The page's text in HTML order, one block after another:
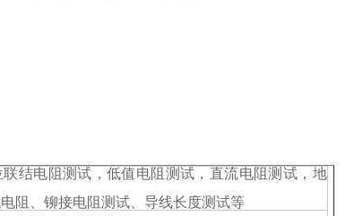
结电阻测试，低值电阻测试，直流电阻测试，地
阻、铆接电阻测试、导线长度测试等